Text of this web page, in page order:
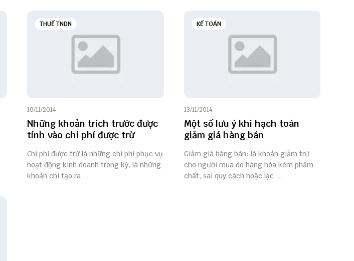
THUẾ TNDN
10/11/2014
Những khoản trích trước được
tính vào chi phí được trừ
Chi phí được trừ là những chi phí phục vụ
hoạt động kinh doanh trong kỳ, là những
khoản chi tạo ra ...
KẾ TOÁN
13/11/2014
Một số lưu ý khi hạch toán
giảm giá hàng bán
Giảm giá hàng bán: là khoản giảm trừ
cho người mua do hàng hóa kém phẩm
chất, sai quy cách hoặc lạc ...